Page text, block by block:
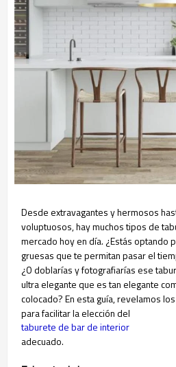
Desde extravagantes y hermosos
voluptuosos, hay muchos tipos de
mercado hoy en día. ¿Estás optando
gruesas que te permitan pasar el
¿O doblarías y fotografiarías ese
ultra elegante que es tan elegante
colocado? En esta guía, revelamos
para facilitar la elección del
taburete de bar de interior
adecuado.